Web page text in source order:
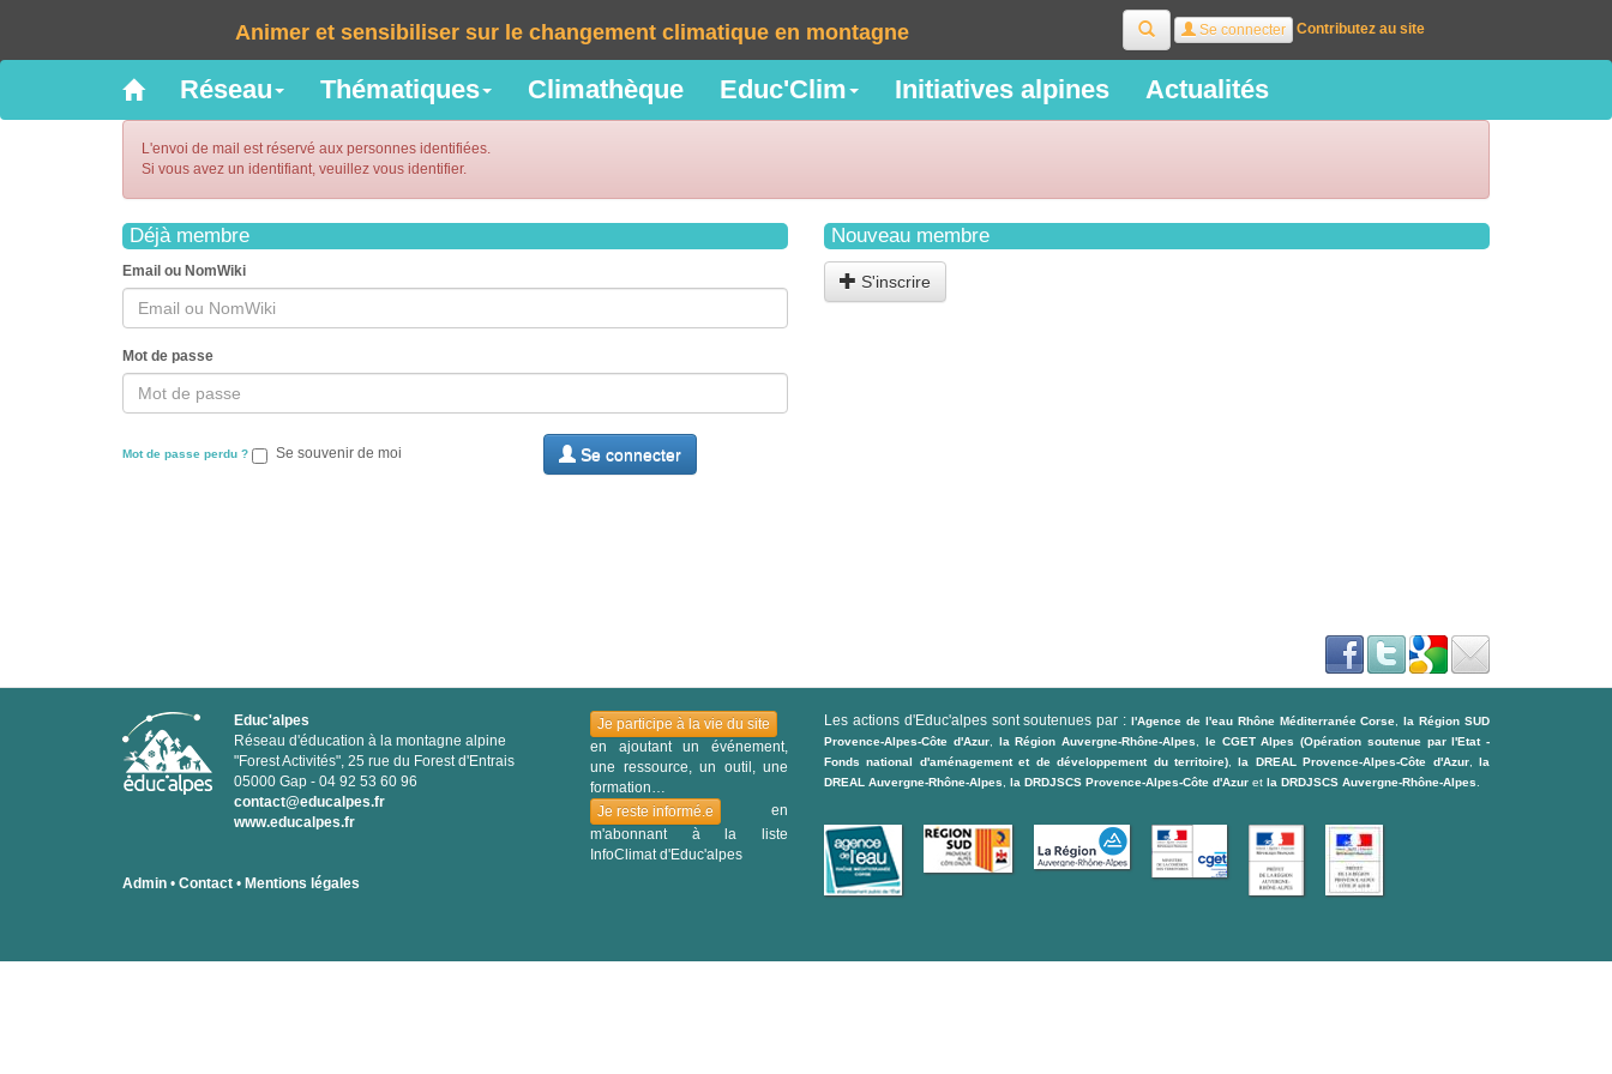
Animer et sensibiliser sur le changement climatique en montagne RechercherSe connecter Contributez au site
Réseau Thématiques Climathèque Educ'Clim Initiatives alpines Actualités
L'envoi de mail est réservé aux personnes identifiées.
Si vous avez un identifiant, veuillez vous identifier.
Déjà membre
Email ou NomWiki
Mot de passe
Mot de passe perdu ? Se souvenir de moi Se connecter
Nouveau membre
S'inscrire
Educ'alpes
Réseau d'éducation à la montagne alpine
"Forest Activités", 25 rue du Forest d'Entrais
05000 Gap - 04 92 53 60 96
contact@educalpes.fr
www.educalpes.fr
Admin • Contact • Mentions légales
Je participe à la vie du site
en ajoutant un événement,
une ressource, un outil, une
formation…
Je reste informé.e
en
m'abonnant à la liste
InfoClimat d'Educ'alpes
Les actions d'Educ'alpes sont soutenues par : l'Agence de l'eau Rhône Méditerranée Corse,
la Région SUD
Provence-Alpes-Côte d'Azur, la Région Auvergne-Rhône-Alpes,
le CGET Alpes (Opération soutenue par l'Etat -
Fonds national d'aménagement et de développement du territoire), la DREAL Provence-Alpes-Côte d'Azur,
la
DREAL Auvergne-Rhône-Alpes, la DRDJSCS Provence-Alpes-Côte d'Azur et la DRDJSCS Auvergne-Rhône-Alpes.